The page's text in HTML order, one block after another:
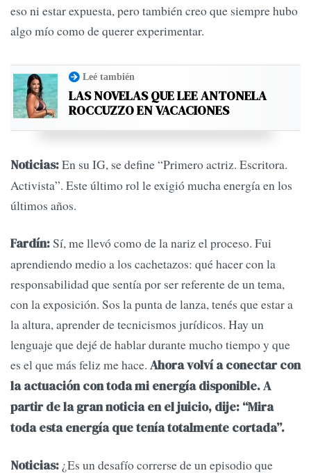
eso ni estar expuesta, pero también creo que siempre hubo
algo mío como de querer experimentar.
Leé también
LAS NOVELAS QUE LEE ANTONELA
ROCCUZZO EN VACACIONES
Noticias:En su IG, se define “Primero actriz. Escritora.
Activista”. Este último rol le exigió mucha energía en los
últimos años.
Fardín:Sí, me llevó como de la nariz el proceso. Fui
aprendiendo medio a los cachetazos: qué hacer con la
responsabilidad que sentía por ser referente de un tema,
con la exposición. Sos la punta de lanza, tenés que estar a
la altura, aprender de tecnicismos jurídicos. Hay un
lenguaje que dejé de hablar durante mucho tiempo y que
es el que más feliz me hace. Ahora volví a conectar con
la actuación con toda mi energía disponible. A
partir de la gran noticia en el juicio, dije: “Mira
toda esta energía que tenía totalmente cortada”.
Noticias: ¿Es un desafío correrse de un episodio que